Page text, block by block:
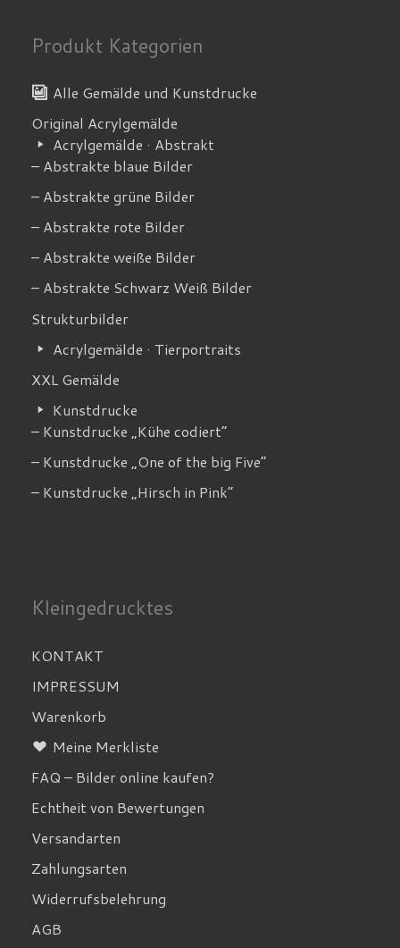
Produkt Kategorien
Alle Gemälde und Kunstdrucke
Original Acrylgemälde
Acrylgemälde · Abstrakt
– Abstrakte blaue Bilder
– Abstrakte grüne Bilder
– Abstrakte rote Bilder
– Abstrakte weiße Bilder
– Abstrakte Schwarz Weiß Bilder
Strukturbilder
Acrylgemälde · Tierportraits
XXL Gemälde
Kunstdrucke
– Kunstdrucke „Kühe codiert”
– Kunstdrucke „One of the big Five”
– Kunstdrucke „Hirsch in Pink”
Kleingedrucktes
KONTAKT
IMPRESSUM
Warenkorb
Meine Merkliste
FAQ – Bilder online kaufen?
Echtheit von Bewertungen
Versandarten
Zahlungsarten
Widerrufsbelehrung
AGB